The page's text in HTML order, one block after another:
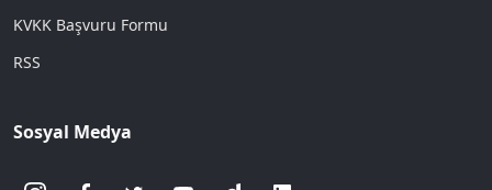
KVKK Başvuru Formu
RSS
Sosyal Medya